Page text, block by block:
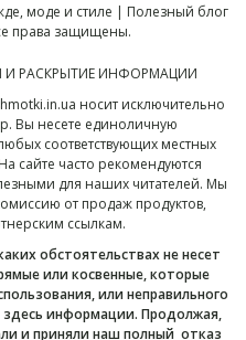
моде и стиле | Полезный блог
права защищены.
И РАСКРЫТИЕ ИНФОРМАЦИИ
носит исключительно
Вы несете единоличную
соответствующих местных
сайте часто рекомендуются
для наших читателей. Мы
от продаж продуктов,
ссылкам.
обстоятельствах не несет
или косвенные, которые
или неправильного
здесь информации. Продолжая,
и приняли наш полный отказ